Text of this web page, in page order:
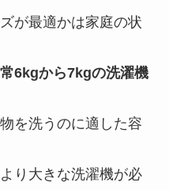
が最適かは家庭の状
6kgから7kgの洗濯機
を洗うのに適した容
り大きな洗濯機が必